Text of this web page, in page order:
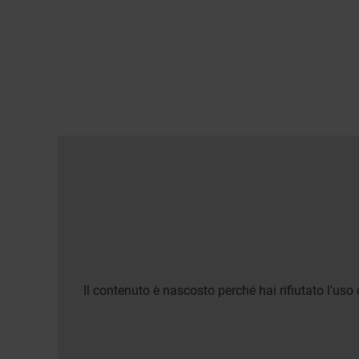
Il contenuto è nascosto perché hai rifiutato l'uso